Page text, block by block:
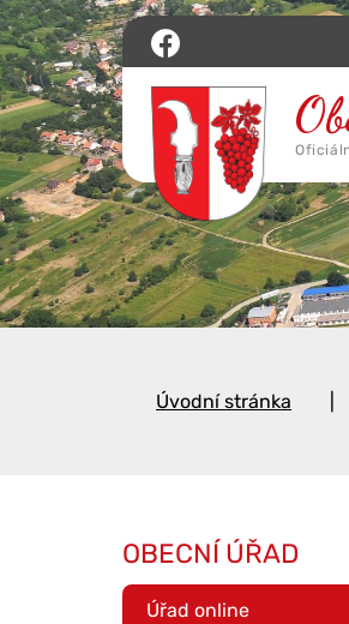
Úvodní stránka
OBECNÍ ÚŘAD
Úřad online